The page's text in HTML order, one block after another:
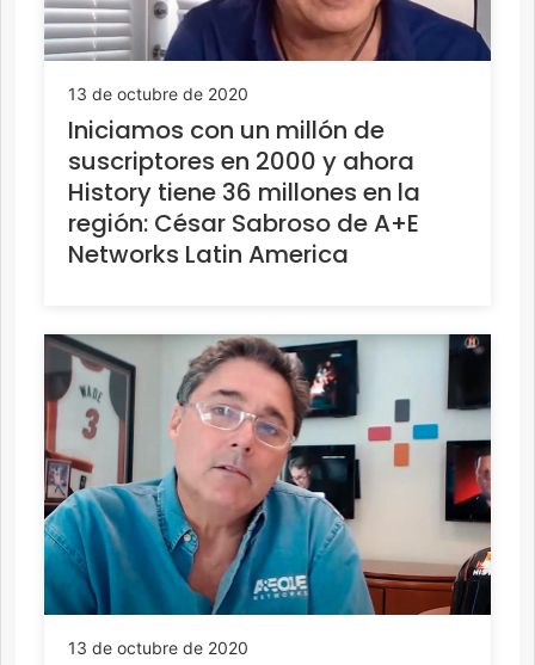
13 de octubre de 2020
Iniciamos con un millón de
suscriptores en 2000 y ahora
History tiene 36 millones en la
región: César Sabroso de A+E
Networks Latin America
13 de octubre de 2020